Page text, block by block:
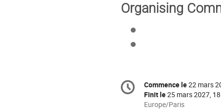
Organising
Information
de
Date/Heure
Commence le22 mars
Finit le25 mars 2027,
Toutes
Europe/Paris